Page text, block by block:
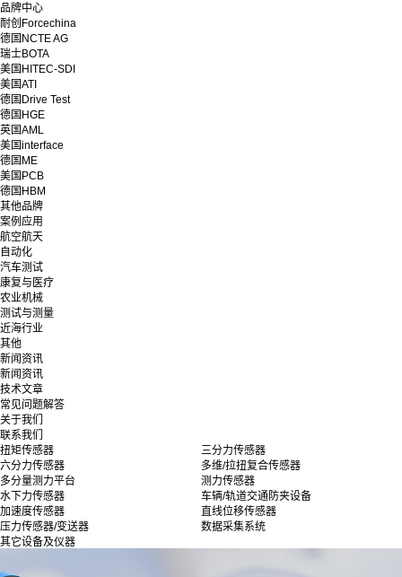
品牌中心
耐创Forcechina
德国NCTE AG
瑞士BOTA
美国HITEC-SDI
美国ATI
德国Drive Test
德国HGE
英国AML
美国interface
德国ME
美国PCB
德国HBM
其他品牌
案例应用
航空航天
自动化
汽车测试
康复与医疗
农业机械
测试与测量
近海行业
其他
新闻资讯
新闻资讯
技术文章
常见问题解答
关于我们
联系我们
扭矩传感器
三分力传感器
六分力传感器
多维/拉扭复合传感器
多分量测力平台
测力传感器
水下力传感器
车辆/轨道交通防夹设备
加速度传感器
直线位移传感器
压力传感器/变送器
数据采集系统
其它设备及仪器